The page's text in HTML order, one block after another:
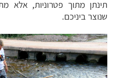
תינתן מתוך פטרוניות, אלא
שנוצר ביניכם.